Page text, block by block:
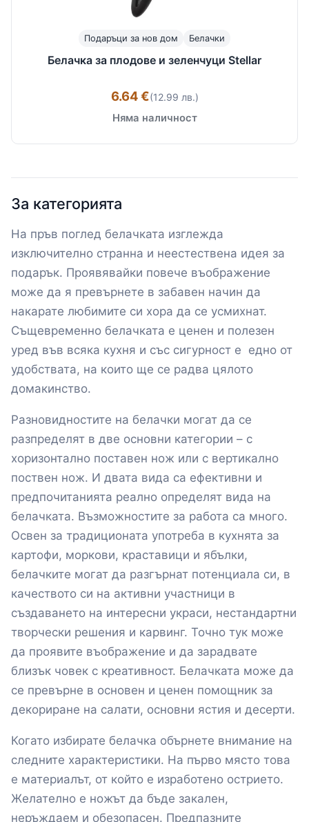
Подаръци за нов дом Белачки
Белачка за плодове и зеленчуци Stellar
6.64 €(12.99 лв.)
Няма наличност
За категорията
На пръв поглед белачката изглежда
изключително странна и неестествена идея за
подарък. Проявявайки повече въображение
може да я превърнете в забавен начин да
накарате любимите си хора да се усмихнат.
Същевременно белачката е ценен и полезен
уред във всяка кухня и със сигурност е едно от
удобствата, на които ще се радва цялото
домакинство.
Разновидностите на белачки могат да се
разпределят в две основни категории – с
хоризонтално поставен нож или с вертикално
поствен нож. И двата вида са ефективни и
предпочитанията реално определят вида на
белачката. Възможностите за работа са много.
Освен за традиционата употреба в кухнята за
картофи, моркови, краставици и ябълки,
белачките могат да разгърнат потенциала си, в
качеството си на активни участници в
създаването на интересни украси, нестандартни
творчески решения и карвинг. Точно тук може
да проявите въображение и да зарадвате
близък човек с креативност. Белачката може да
се превърне в основен и ценен помощник за
декориране на салати, основни ястия и десерти.
Когато избирате белачка обърнете внимание на
следните характеристики. На първо място това
е материалът, от който е изработено острието.
Желателно е ножът да бъде закален,
неръждаем и обезопасен. Предпазните